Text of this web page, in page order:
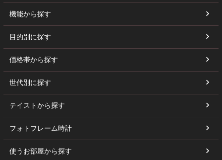
機能から探す
目的別に探す
価格帯から探す
世代別に探す
テイストから探す
フォトフレーム時計
使うお部屋から探す